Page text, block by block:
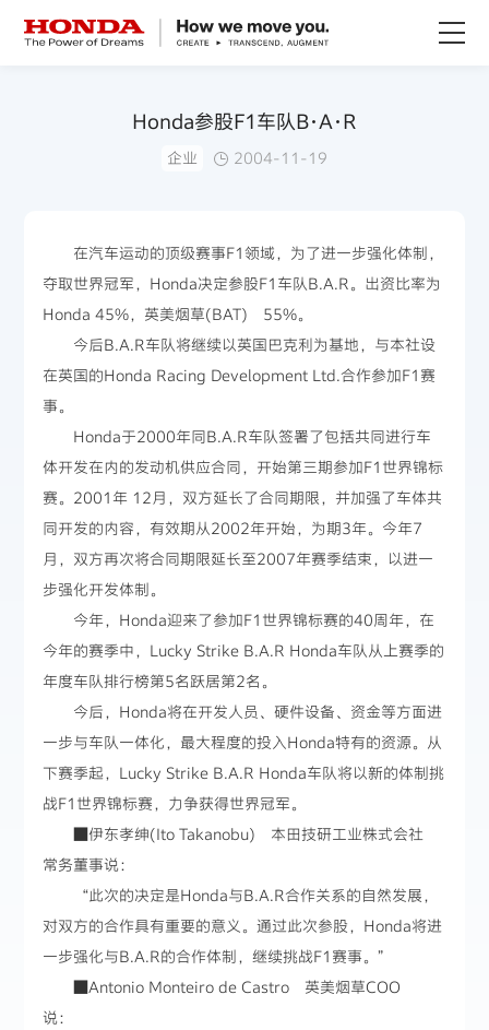
赛事运动
新闻资讯
Honda参股F1车队B･A･R
企业 2004-11-19
在汽车运动的顶级赛事F1领域，为了进一步强化体制，
夺取世界冠军，Honda决定参股F1车队B.A.R。出资比率为
Honda 45%，英美烟草(BAT) 55%。
今后B.A.R车队将继续以英国巴克利为基地，与本社设
在英国的Honda Racing Development Ltd.合作参加F1赛
事。
Honda于2000年同B.A.R车队签署了包括共同进行车
体开发在内的发动机供应合同，开始第三期参加F1世界锦标
赛。2001年 12月，双方延长了合同期限，并加强了车体共
同开发的内容，有效期从2002年开始，为期3年。今年7
月，双方再次将合同期限延长至2007年赛季结束，以进一
步强化开发体制。
今年，Honda迎来了参加F1世界锦标赛的40周年，在
今年的赛季中，Lucky Strike B.A.R Honda车队从上赛季的
年度车队排行榜第5名跃居第2名。
今后，Honda将在开发人员、硬件设备、资金等方面进
一步与车队一体化，最大程度的投入Honda特有的资源。从
下赛季起，Lucky Strike B.A.R Honda车队将以新的体制挑
战F1世界锦标赛，力争获得世界冠军。
■伊东孝绅(Ito Takanobu) 本田技研工业株式会社
常务董事说：
“此次的决定是Honda与B.A.R合作关系的自然发展，
对双方的合作具有重要的意义。通过此次参股，Honda将进
一步强化与B.A.R的合作体制，继续挑战F1赛事。”
■Antonio Monteiro de Castro 英美烟草COO
说：